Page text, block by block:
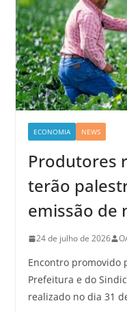
ECONOMIA NEWS
Produtores
terão
emissão de
24 de julho de 2026
Encontro promovido
Prefeitura e do
realizado no dia 31